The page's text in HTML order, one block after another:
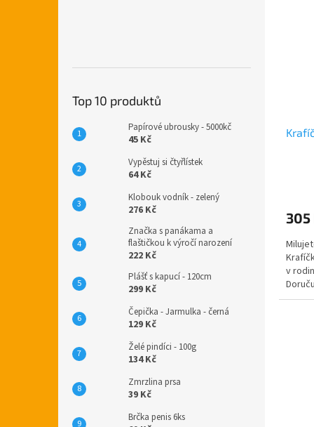
Top 10 produktů
Papírové ubrousky - 5000kč
45 Kč
Vypěstuj si čtyřlístek
64 Kč
Klobouk vodník - zelený
276 Kč
Značka s panákama a
flaštičkou k výročí narození
222 Kč
Plášť s kapucí - 120cm
299 Kč
Čepička - Jarmulka - černá
129 Kč
Želé pindíci - 100g
134 Kč
Zmrzlina prsa
39 Kč
Brčka penis 6ks
305
v
Každý